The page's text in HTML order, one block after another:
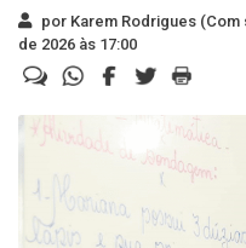
por Karem Rodrigues
de 2026 às 17:00